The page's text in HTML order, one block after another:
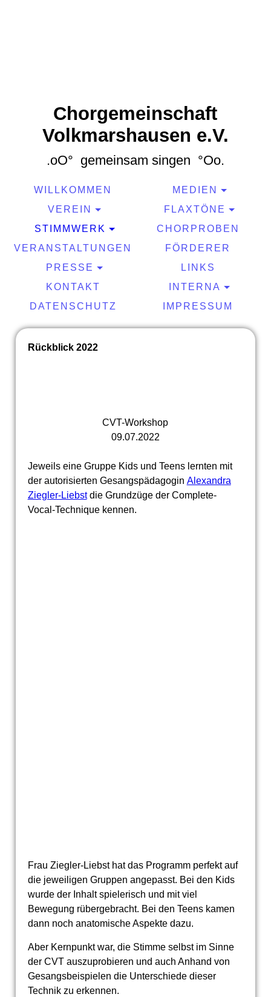
Chorgemeinschaft
Volkmarshausen e.V.
.oO° gemeinsam singen °Oo.
WILLKOMMEN
MEDIEN
VEREIN
FLAXTÖNE
STIMMWERK
CHORPROBEN
VERANSTALTUNGEN
FÖRDERER
PRESSE
LINKS
KONTAKT
INTERNA
DATENSCHUTZ
IMPRESSUM
Rückblick 2022
CVT-Workshop
09.07.2022
Jeweils eine Gruppe Kids und Teens lernten mit
der autorisierten Gesangspädagogin Alexandra
Ziegler-Liebstdie Grundzüge der Complete-
Vocal-Technique kennen.
Frau Ziegler-Liebst hat das Programm perfekt auf
die jeweiligen Gruppen angepasst. Bei den Kids
wurde der Inhalt spielerisch und mit viel
Bewegung rübergebracht. Bei den Teens kamen
dann noch anatomische Aspekte dazu.
Aber Kernpunkt war, die Stimme selbst im Sinne
der CVT auszuprobieren und auch Anhand von
Gesangsbeispielen die Unterschiede dieser
Technik zu erkennen.